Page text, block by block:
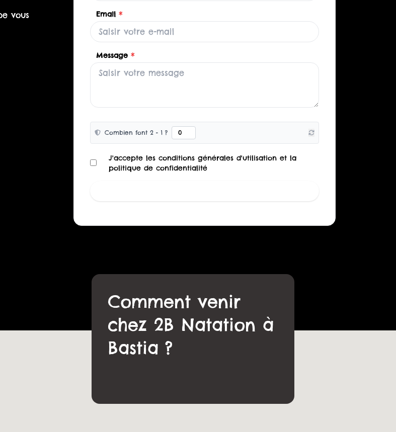
vous
Email *
Message *
Combien font 2 - 1 ?
J'accepte les conditions générales d'utilisation et la
politique de confidentialité
Comment venir
chez 2B Natation à
Bastia ?